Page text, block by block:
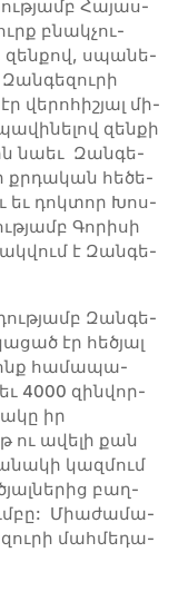
Հա­­­յաս­­
բնակ­­չու­­
զեն­­քով, սպա­­­նե­­­
վե­­­րո­­­հի­­շյալ մի­­­
զեն­­քի
նաեւ Զան­­գե­­­
քրդա­­­կան հե­­­ծե­­­
եւ դոկ­­տոր Խոս­­
Գո­­րի­­սի
է Զան­­գե­­­
Զան­գե­
էր հե­ծյալ
հա­մա­պա­
4000 զին­վոր­
իր
ու ա­վե­լի քան
կազ­մում
բաղ­
Միա­ժա­մա­
մահ­մե­դա­